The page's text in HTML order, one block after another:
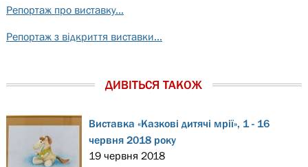
Репортаж про виставку...
Репортаж з відкриття виставки...
ДИВІТЬСЯ ТАКОЖ
Виставка «Казкові дитячі мрії», 1 - 16
червня 2018 року
19 червня 2018